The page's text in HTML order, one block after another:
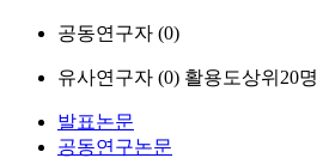
공동연구자 (0)
유사연구자 (0) 활용도상위20명
발표논문
공동연구논문